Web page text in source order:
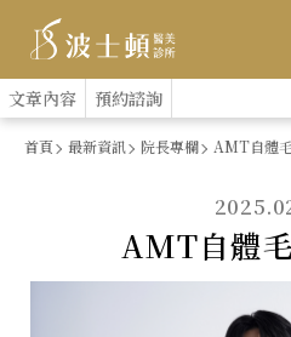
跳
:::
文章內容 預約諮詢
首頁 最新資訊 院長專欄 AMT自體
AMT自體